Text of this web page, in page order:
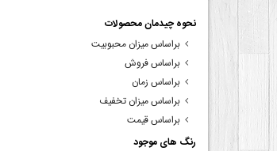
نحوه چیدمان محصولات
براساس میزان محبوبیت
براساس فروش
براساس زمان
براساس میزان تخفیف
براساس قیمت
رنگ های موجود